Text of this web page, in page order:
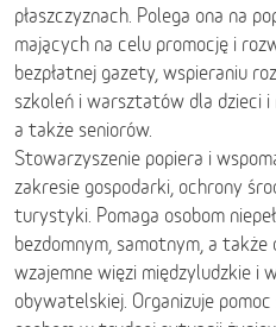
płaszczyznach. Polega ona na
mających na celu promocję i
bezpłatnej gazety, wspieraniu
szkoleń i warsztatów dla dzieci i
a także seniorów.
Stowarzyszenie popiera i
zakresie gospodarki, ochrony
turystyki. Pomaga osobom
bezdomnym, samotnym, a także
wzajemne więzi międzyludzkie i
obywatelskiej. Organizuje pomoc